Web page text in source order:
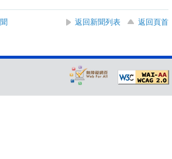
返回新聞列表
返回頁首